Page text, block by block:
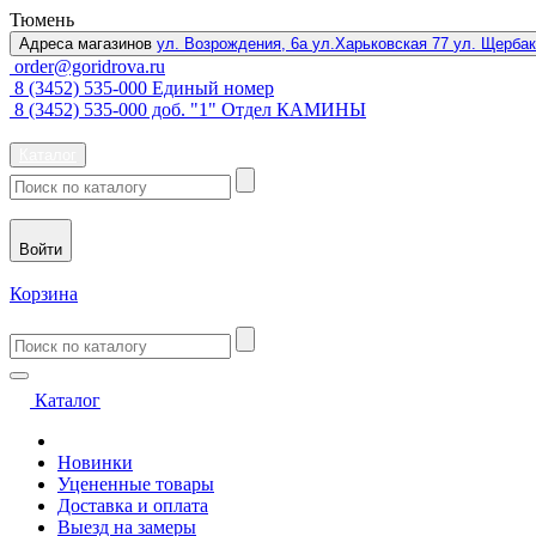
Тюмень
Адреса магазинов ул. Возрождения, 6а ул.Харьковская 77 ул.
order@goridrova.ru
8 (3452) 535-000 Единый номер
8 (3452) 535-000 доб. "1" Отдел КАМИНЫ
Войти
Корзина
Каталог
Новинки
Уцененные товары
Доставка и оплата
Выезд на замеры